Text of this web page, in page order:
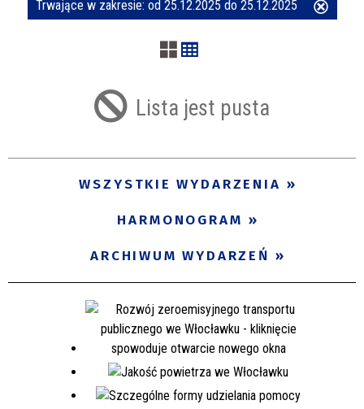
Szukana fraza
Trwające w zakresie: od 25.12.2025 do 25.12.2025
Lista jest pusta
WSZYSTKIE WYDARZENIA
HARMONOGRAM
ARCHIWUM WYDARZEŃ